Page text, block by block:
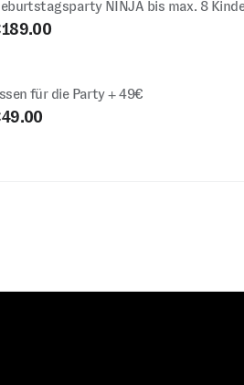
NINJA bis max. 8
für die Party + 49€